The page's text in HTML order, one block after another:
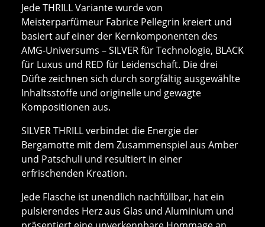
Jede THRILL Variante wurde von
Meisterparfümeur Fabrice Pellegrin kreiert und
basiert auf einer der Kernkomponenten des
AMG-Universums – SILVER für Technologie, BLACK
für Luxus und RED für Leidenschaft. Die drei
Düfte zeichnen sich durch sorgfältig ausgewählte
Inhaltsstoffe und originelle und gewagte
Kompositionen aus.
SILVER THRILL verbindet die Energie der
Bergamotte mit dem Zusammenspiel aus Amber
und Patschuli und resultiert in einer
erfrischenden Kreation.
Jede Flasche ist unendlich nachfüllbar, hat ein
pulsierendes Herz aus Glas und Aluminium und